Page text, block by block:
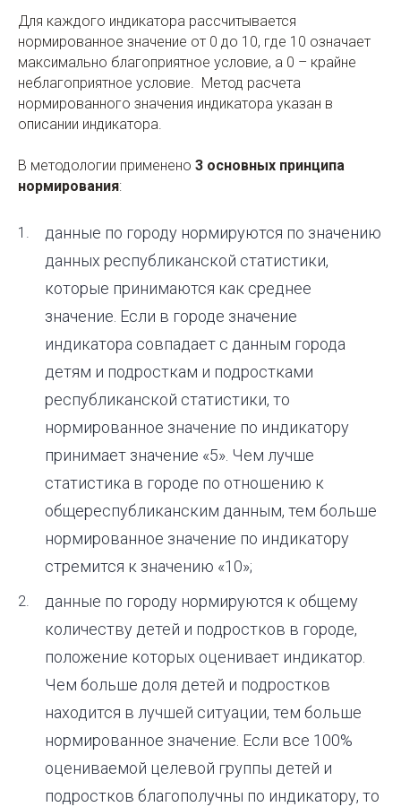
Для каждого индикатора рассчитывается
нормированное значение от 0 до 10, где 10 означает
максимально благоприятное условие, а 0 – крайне
неблагоприятное условие. Метод расчета
нормированного значения индикатора указан в
описании индикатора.
В методологии применено 3 основных принципа
нормирования:
данные по городу нормируются по значению
данных республиканской статистики,
которые принимаются как среднее
значение. Если в городе значение
индикатора совпадает с данным города
детям и подросткам и подростками
республиканской статистики, то
нормированное значение по индикатору
принимает значение «5». Чем лучше
статистика в городе по отношению к
общереспубликанским данным, тем больше
нормированное значение по индикатору
стремится к значению «10»;
данные по городу нормируются к общему
количеству детей и подростков в городе,
положение которых оценивает индикатор.
Чем больше доля детей и подростков
находится в лучшей ситуации, тем больше
нормированное значение. Если все 100%
оцениваемой целевой группы детей и
подростков благополучны по индикатору, то